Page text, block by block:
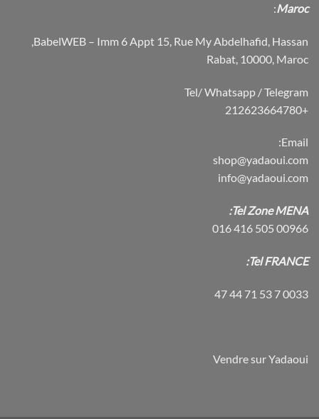
Maroc
:
BabelWEB – Imm 6 Appt 15, Rue My Abdelhafid, Hassan,
Rabat, 10000, Maroc
Tel/ Whatsapp / Telegram
+212623664780
Email:
shop@yadaoui.com
info@yadaoui.com
Tel Zone MENA:
00966 505 416 016
Tel FRANCE:
0033 7 53 71 44 47
Vendre sur Yadaoui